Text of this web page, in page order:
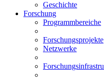
Geschichte
Forschung
Programmbereiche
Forschungsprojekte
Netzwerke